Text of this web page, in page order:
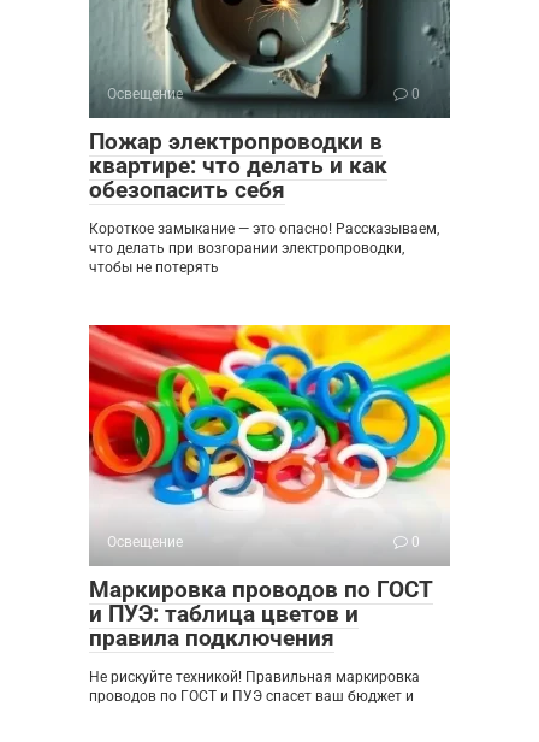
Освещение 0
Пожар электропроводки в
квартире: что делать и как
обезопасить себя
Короткое замыкание — это опасно! Рассказываем,
что делать при возгорании электропроводки,
чтобы не потерять
Освещение 0
Маркировка проводов по ГОСТ
и ПУЭ: таблица цветов и
правила подключения
Не рискуйте техникой! Правильная маркировка
проводов по ГОСТ и ПУЭ спасет ваш бюджет и